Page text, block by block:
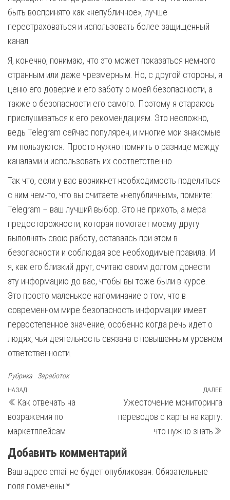
быть воспринято как «непубличное», лучше
перестраховаться и использовать более защищенный
канал.
Я, конечно, понимаю, что это может показаться немного
странным или даже чрезмерным. Но, с другой стороны, я
ценю его доверие и его заботу о моей безопасности, а
также о безопасности его самого. Поэтому я стараюсь
прислушиваться к его рекомендациям. Это несложно,
ведь Telegram сейчас популярен, и многие мои знакомые
им пользуются. Просто нужно помнить о разнице между
каналами и использовать их соответственно.
Так что, если у вас возникнет необходимость поделиться
с ним чем-то, что вы считаете «непубличным», помните:
Telegram – ваш лучший выбор. Это не прихоть, а мера
предосторожности, которая помогает моему другу
выполнять свою работу, оставаясь при этом в
безопасности и соблюдая все необходимые правила. И
я, как его близкий друг, считаю своим долгом донести
эту информацию до вас, чтобы вы тоже были в курсе.
Это просто маленькое напоминание о том, что в
современном мире безопасность информации имеет
первостепенное значение, особенно когда речь идет о
людях, чья деятельность связана с повышенным уровнем
ответственности.
Рубрика Заработок
Навигация
по
записям
Предыдущая
запись
НАЗАД
Как отвечать на
возражения по
маркетплейсам
ДАЛЕЕ
Ужесточение мониторинга
переводов с карты на карту:
что нужно знать
Добавить комментарий
Ваш адрес email не будет опубликован. Обязательные
поля помечены *